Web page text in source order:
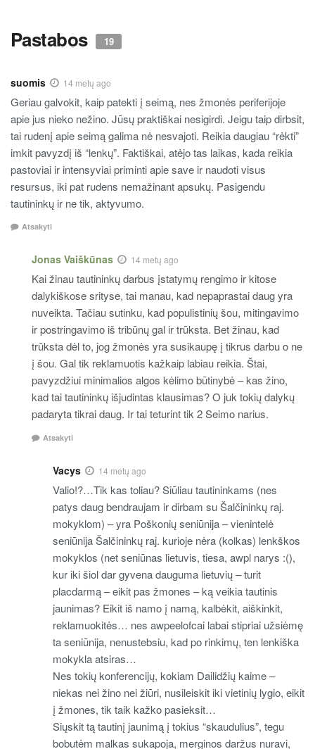
Pastabos 19
suomis 14 metų ago
Geriau galvokit, kaip patekti į seimą, nes žmonės periferijoje
apie jus nieko nežino. Jūsų praktiškai nesigirdi. Jeigu taip dirbsit,
tai rudenį apie seimą galima nė nesvajoti. Reikia daugiau “rėkti”
imkit pavyzdį iš “lenkų”. Faktiškai, atėjo tas laikas, kada reikia
pastoviai ir intensyviai priminti apie save ir naudoti visus
resursus, iki pat rudens nemažinant apsukų. Pasigendu
tautininkų ir ne tik, aktyvumo.
Atsakyti
Jonas Vaiškūnas 14 metų ago
Kai žinau tautininkų darbus įstatymų rengimo ir kitose
dalykiškose srityse, tai manau, kad nepaprastai daug yra
nuveikta. Tačiau sutinku, kad populistinių šou, mitingavimo
ir postringavimo iš tribūnų gal ir trūksta. Bet žinau, kad
trūksta dėl to, jog žmonės yra susikaupę į tikrus darbu o ne
į šou. Gal tik reklamuotis kažkaip labiau reikia. Štai,
pavyzdžiui minimalios algos kėlimo būtinybė – kas žino,
kad tai tautininkų išjudintas klausimas? O juk tokių dalykų
padaryta tikrai daug. Ir tai teturint tik 2 Seimo narius.
Atsakyti
Vacys 14 metų ago
Valio!?…Tik kas toliau? Siūliau tautininkams (nes
patys daug bendraujam ir dirbam su Šalčininkų raj.
mokyklom) – yra Poškonių seniūnija – vienintelė
seniūnija Šalčininkų raj. kurioje nėra (kolkas) lenkškos
mokyklos (net seniūnas lietuvis, tiesa, awpl narys :(),
kur iki šiol dar gyvena dauguma lietuvių – turit
placdarmą – eikit pas žmones – ką veikia tautinis
jaunimas? Eikit iš namo į namą, kalbėkit, aiškinkit,
reklamuokitės… nes awpeelofcai labai stipriai užsiėmę
ta seniūnija, nenustebsiu, kad po rinkimų, ten lenkiška
mokykla atsiras…
Nes tokių konferencijų, kokiam Dailidžių kaime –
niekas nei žino nei žiūri, nusileiskit iki vietinių lygio, eikit
į žmones, tik taik kažko pasieksit…
Siųskit tą tautinį jaunimą į tokius “skaudulius”, tegu
bobutėm malkas sukapoja, merginos daržus nuravi,